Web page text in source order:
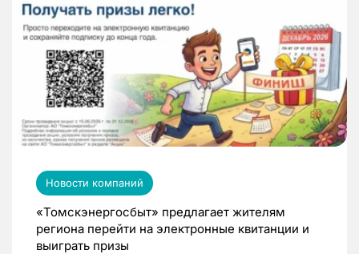
Новости компаний
«Томскэнергосбыт» предлагает жителям
региона перейти на электронные квитанции и
выиграть призы